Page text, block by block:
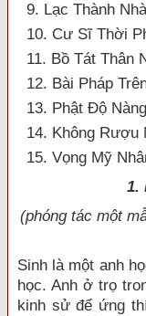
9. Lạc Thành
10. Cư Sĩ Thời
11. Bồ Tát Thân
12. Bài Pháp
13. Phật Độ
14. Không Rượu
15. Vọng Mỹ
1.
(phóng tác một
Sinh là một anh
học. Anh ở trọ
kinh sử để ứng